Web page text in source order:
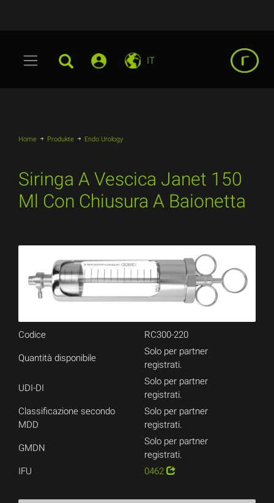
IT
Home Produkte Endo Urology
Siringa A Vescica Janet 150
Ml Con Chiusura A Baionetta
Codice RC300-220
Quantità disponibile
Solo per partner
registrati.
UDI-DI
Solo per partner
registrati.
Classificazione secondo
MDD
Solo per partner
registrati.
GMDN
Solo per partner
registrati.
IFU
0462